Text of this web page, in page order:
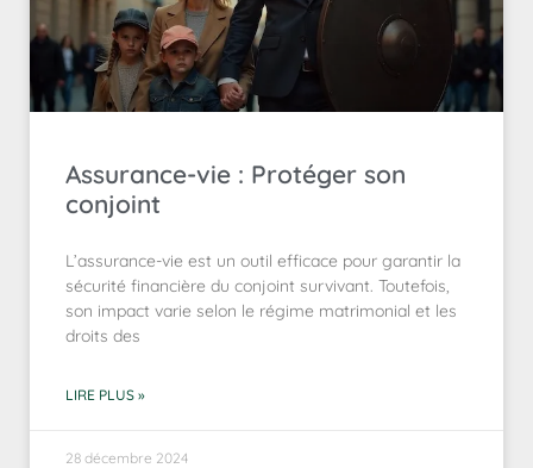
Assurance-vie : Protéger son
conjoint
L’assurance-vie est un outil efficace pour garantir la
sécurité financière du conjoint survivant. Toutefois,
son impact varie selon le régime matrimonial et les
droits des
LIRE PLUS »
28 décembre 2024